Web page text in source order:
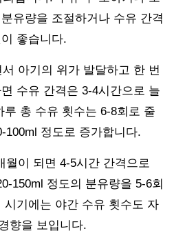
유량을 조절하거나 수유 간격
좋습니다.
아기의 위가 발달하고 한 번
수유 간격은 3-4시간으로 늘
루 총 수유 횟수는 6-8회로 줄
100ml 정도로 증가합니다.
월이 되면 4-5시간 간격으로
150ml 정도의 분유량을 5-6회
시기에는 야간 수유 횟수도 자
향을 보입니다.